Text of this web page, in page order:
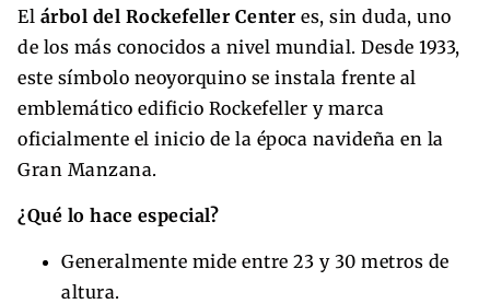
El árbol del Rockefeller Centeres, sin duda, uno
de los más conocidos a nivel mundial. Desde 1933,
este símbolo neoyorquino se instala frente al
emblemático edificio Rockefeller y marca
oficialmente el inicio de la época navideña en la
Gran Manzana.
¿Qué lo hace especial?
Generalmente mide entre 23 y 30 metros de
altura.